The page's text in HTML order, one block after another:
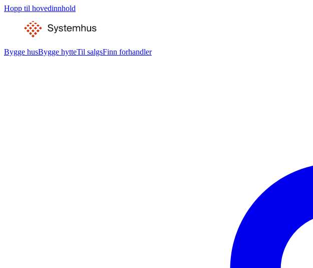
Hopp til hovedinnhold
Bygge husBygge hytteTil salgsFinn forhandler